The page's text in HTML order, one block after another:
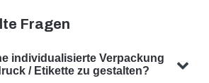
Fragen
individualisierte Verpackung
/ Etikette zu gestalten?